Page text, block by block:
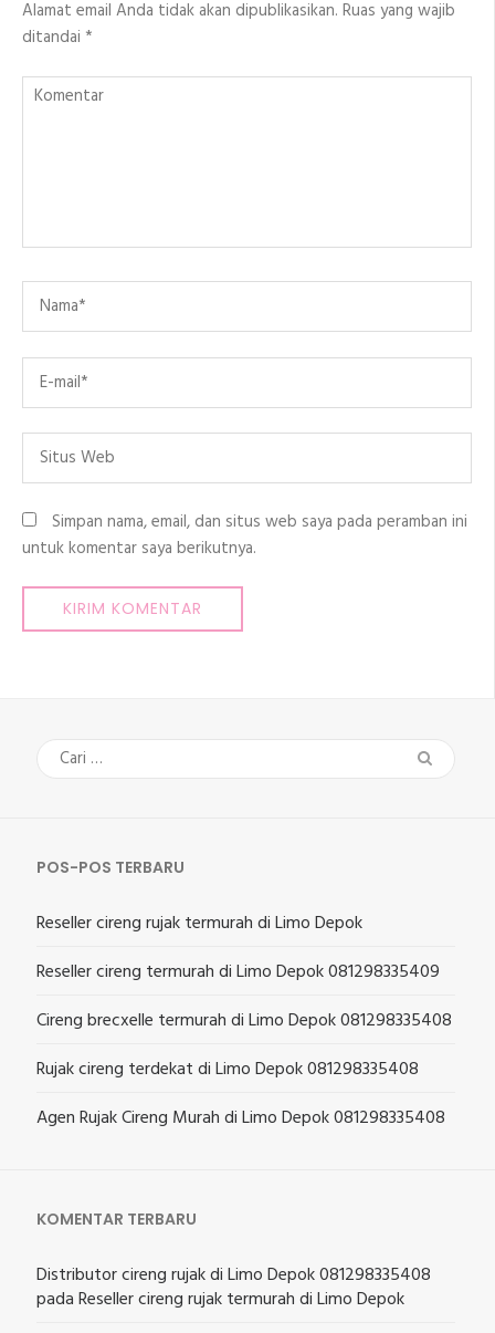
Alamat email Anda tidak akan dipublikasikan. Ruas yang wajib
ditandai *
Komentar
Name
Email
Situs
Web
Simpan nama, email, dan situs web saya pada peramban ini
untuk komentar saya berikutnya.
Cari
untuk:
POS-POS TERBARU
Reseller cireng rujak termurah di Limo Depok
Reseller cireng termurah di Limo Depok 081298335409
Cireng brecxelle termurah di Limo Depok 081298335408
Rujak cireng terdekat di Limo Depok 081298335408
Agen Rujak Cireng Murah di Limo Depok 081298335408
KOMENTAR TERBARU
Distributor cireng rujak di Limo Depok 081298335408
padaReseller cireng rujak termurah di Limo Depok